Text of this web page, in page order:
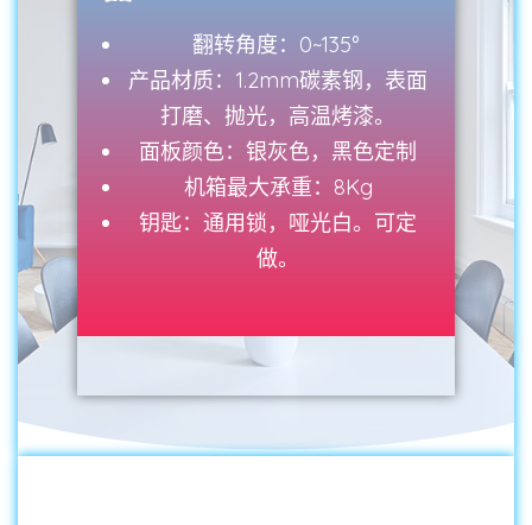
翻转角度：0~135°
产品材质：1.2mm碳素钢，表面
打磨、抛光，高温烤漆。
面板颜色：银灰色，黑色定制
机箱最大承重：8Kg
钥匙：通用锁，哑光白。可定
做。